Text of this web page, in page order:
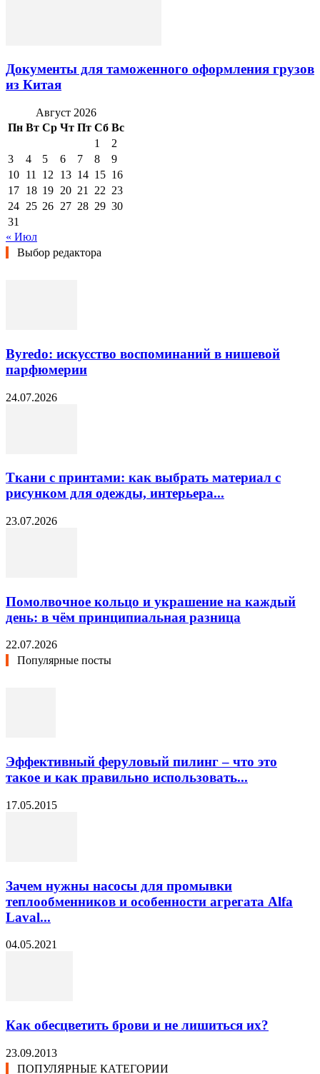
Документы для таможенного оформления грузов
из Китая
Август 2026
Пн Вт Ср Чт Пт Сб Вс
1
2
3
4 5 6 7 8
9
10 11 12 13 14 15 16
17 18 19 20 21 22 23
24 25 26 27 28 29 30
31
« Июл
Выбор редактора
Byredo: искусство воспоминаний в нишевой
парфюмерии
24.07.2026
Ткани с принтами: как выбрать материал с
рисунком для одежды, интерьера...
23.07.2026
Помолвочное кольцо и украшение на каждый
день: в чём принципиальная разница
22.07.2026
Популярные посты
Эффективный феруловый пилинг – что это
такое и как правильно использовать...
17.05.2015
Зачем нужны насосы для промывки
теплообменников и особенности агрегата Alfa
Laval...
04.05.2021
Как обесцветить брови и не лишиться их?
23.09.2013
ПОПУЛЯРНЫЕ КАТЕГОРИИ